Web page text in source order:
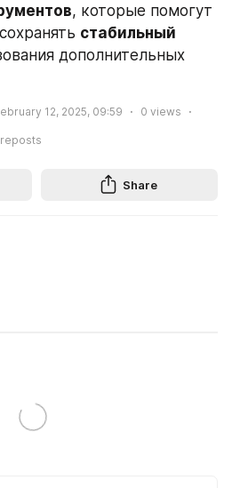
, которые помогут
стабильный
дополнительных
12, 2025, 09:59 0 views
reposts
Share